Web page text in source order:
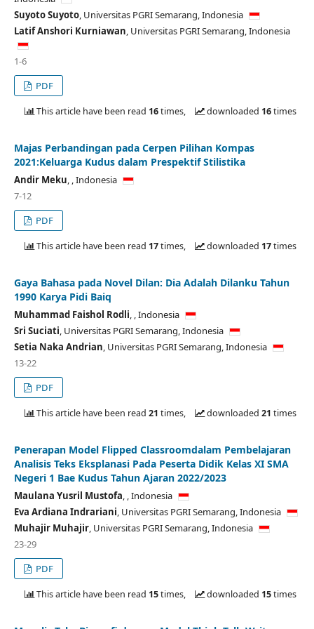
Suyoto Suyoto, Universitas PGRI Semarang,Indonesia
Latif Anshori Kurniawan, Universitas PGRI Semarang,Indonesia
1-6
PDF
This article have been read 16times, downloaded 16times
Majas Perbandingan pada Cerpen Pilihan Kompas
2021:Keluarga Kudus dalam Prespektif Stilistika
Andir Meku, ,Indonesia
7-12
PDF
This article have been read 17times, downloaded 17times
Gaya Bahasa pada Novel Dilan: Dia Adalah Dilanku Tahun
1990 Karya Pidi Baiq
Muhammad Faishol Rodli, ,Indonesia
Sri Suciati, Universitas PGRI Semarang,Indonesia
Setia Naka Andrian, Universitas PGRI Semarang,Indonesia
13-22
PDF
This article have been read 21 times, downloaded 21 times
Penerapan Model Flipped Classroomdalam Pembelajaran
Analisis Teks Eksplanasi Pada Peserta Didik Kelas XI SMA
Negeri 1 Bae Kudus Tahun Ajaran 2022/2023
Maulana Yusril Mustofa, ,Indonesia
Eva Ardiana Indrariani, Universitas PGRI Semarang,Indonesia
Muhajir Muhajir, Universitas PGRI Semarang,Indonesia
23-29
PDF
This article have been read 15times, downloaded 15times